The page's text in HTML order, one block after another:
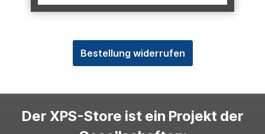
Bestellung widerrufen
Der XPS-Store ist ein Projekt der